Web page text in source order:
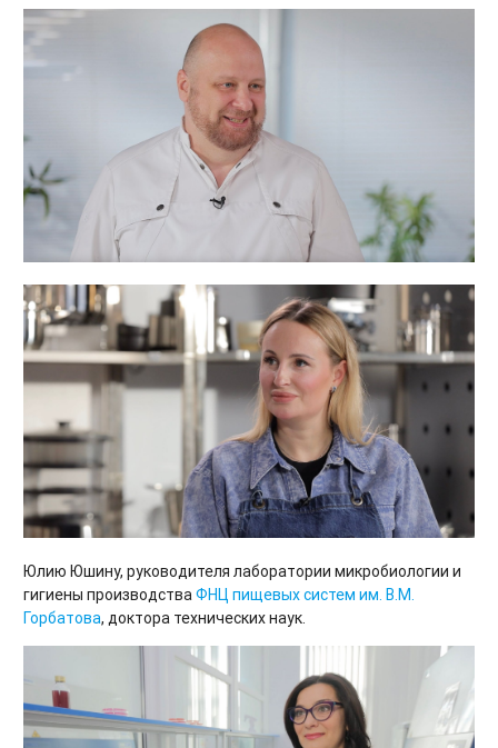
Юлию Юшину, руководителя лаборатории микробиологии и
гигиены производстваФНЦ пищевых систем им. В.М.
Горбатова, доктора технических наук.